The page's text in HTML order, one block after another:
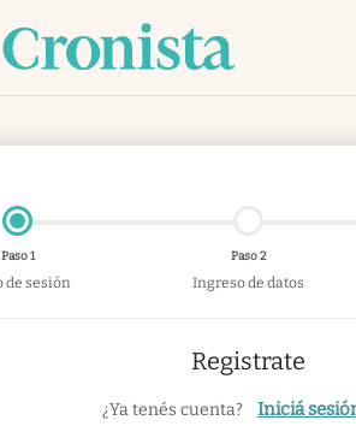
Paso 1
de sesión
Paso 2
Ingreso de datos
Registrate
¿Ya tenés cuenta? Iniciá